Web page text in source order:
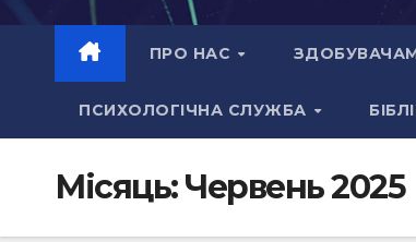
ПРО НАС
ПСИХОЛОГІЧНА СЛУЖБА
Місяць:Червень 2025